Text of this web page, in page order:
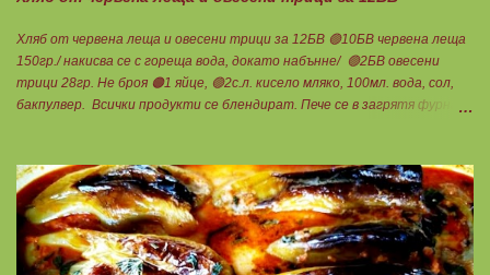
Хляб от червена леща и овесени трици за 12БВ 🟢10БВ червена леща
150гр./ накисва се с гореща вода, докато набънне/ 🟢2БВ овесени
трици 28гр. Не броя 🟠1 яйце, 🟢2с.л. кисело мляко, 100мл. вода, сол,
бакпулвер. Всички продукти се блендират. Пече се в загрятя фурна